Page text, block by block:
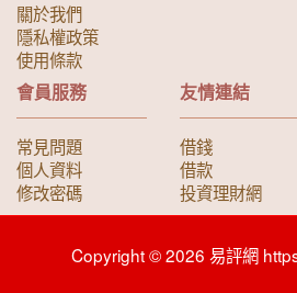
關於我們
隱私權政策
使用條款
會員服務
常見問題
個人資料
修改密碼
友情連結
借錢
借款
投資理財網
Copyright © 2026 易評網